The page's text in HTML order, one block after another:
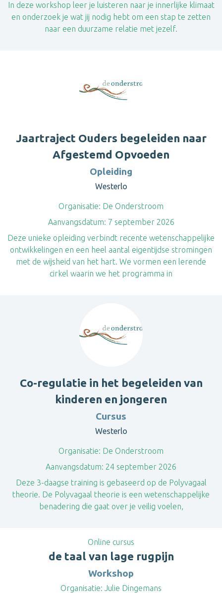
In deze workshop leer je luisteren naar je innerlijke klimaat
en onderzoek je wat jij nodig hebt om een stap te zetten
naar een duurzame relatie met jezelf.
Jaartraject Ouders begeleiden naar
Afgestemd Opvoeden
Opleiding
Westerlo
Organisatie: De Onderstroom
Aanvangsdatum: 7 september 2026
Deze unieke opleiding verbindt recente wetenschappelijke
ontwikkelingen en een heel aantal eigentijdse stromingen
met de wijsheid van het hart. We vormen een lerende
cirkel waarin we het programma in
Co-regulatie in het begeleiden van
kinderen en jongeren
Cursus
Westerlo
Organisatie: De Onderstroom
Aanvangsdatum: 24 september 2026
Deze 3-daagse training is gebaseerd op de Polyvagaal
theorie. De Polyvagaal theorie is een wetenschappelijke
benadering die gaat over je veilig voelen,
Online cursus
de taal van lage rugpijn
Workshop
Organisatie: Julie Dingemans